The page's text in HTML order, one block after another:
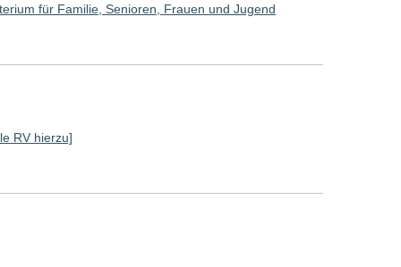
für Familie, Senioren, Frauen und Jugend
RV hierzu]